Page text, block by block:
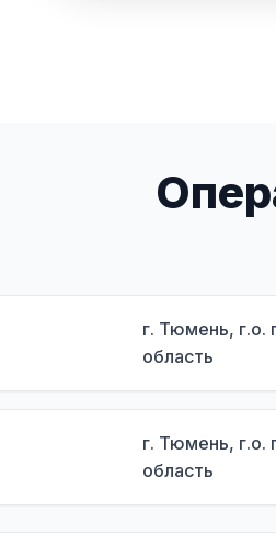
г. Тюмень,
область
г. Тюмень,
область